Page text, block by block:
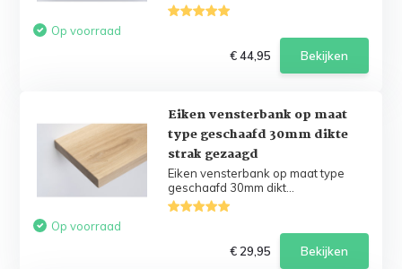
Op voorraad
€ 44,95
Bekijken
Eiken vensterbank op maat
type geschaafd 30mm dikte
strak gezaagd
Eiken vensterbank op maat type
geschaafd 30mm dikt...
Op voorraad
€ 29,95
Bekijken